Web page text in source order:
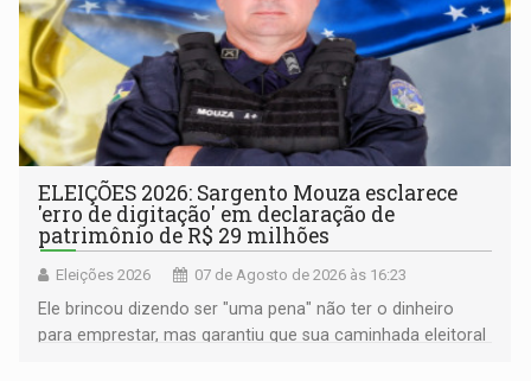
ELEIÇÕES 2026: Sargento Mouza esclarece
'erro de digitação' em declaração de
patrimônio de R$ 29 milhões
Eleições 2026 07 de Agosto de 2026 às 16:23
Ele brincou dizendo ser "uma pena" não ter o dinheiro
para emprestar, mas garantiu que sua caminhada eleitoral